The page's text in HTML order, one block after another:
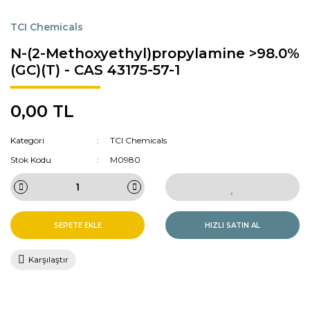
TCI Chemicals
N-(2-Methoxyethyl)propylamine >98.0%
(GC)(T) - CAS 43175-57-1
0,00 TL
Kategori
TCI Chemicals
Stok Kodu
M0980
SEPETE EKLE HIZLI SATIN AL
Karşılaştır